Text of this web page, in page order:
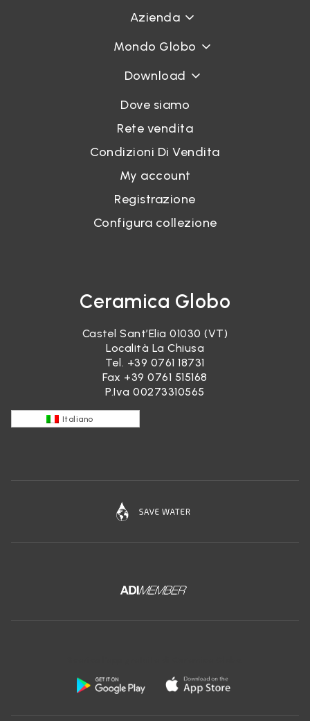
Azienda
Mondo Globo
Download
Dove siamo
Rete vendita
Condizioni Di Vendita
My account
Registrazione
Configura collezione
Ceramica Globo
Castel Sant’Elia 01030 (VT)
Località La Chiusa
Tel. +39 0761 18731
Fax +39 0761 515168
P.Iva 00273310565
Italiano